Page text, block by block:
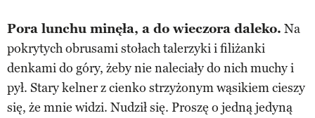
Pora lunchu minęła, a do wieczora daleko. Na
pokrytych obrusami stołach talerzyki i filiżanki
denkami do góry, żeby nie naleciały do nich muchy i
pył. Stary kelner z cienko strzyżonym wąsikiem cieszy
się, że mnie widzi. Nudził się. Proszę o jedną jedyną